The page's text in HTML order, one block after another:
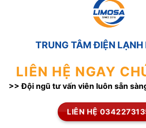
TRUNG TÂM ĐIỆN
LIÊN HỆ NGAY
>> Đội ngũ tư vấn viên luôn sẵn
LIÊN HỆ